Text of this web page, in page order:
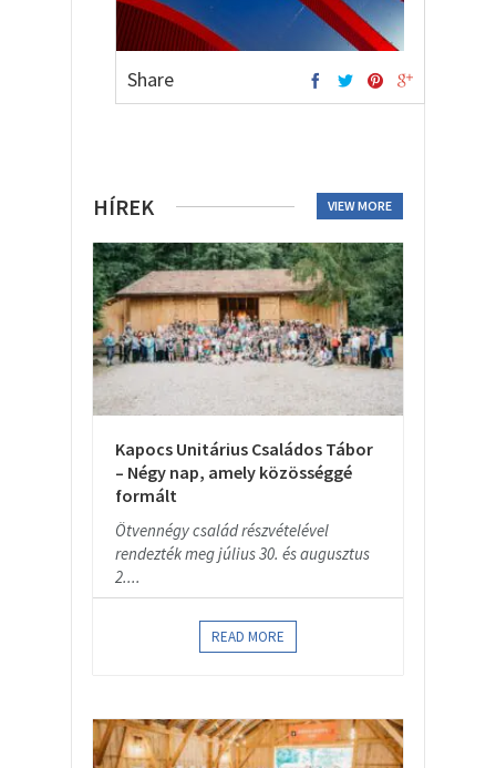
Share
HÍREK VIEW MORE
Kapocs Unitárius Családos Tábor
– Négy nap, amely közösséggé
formált
Ötvennégy család részvételével
rendezték meg július 30. és augusztus
2....
READ MORE